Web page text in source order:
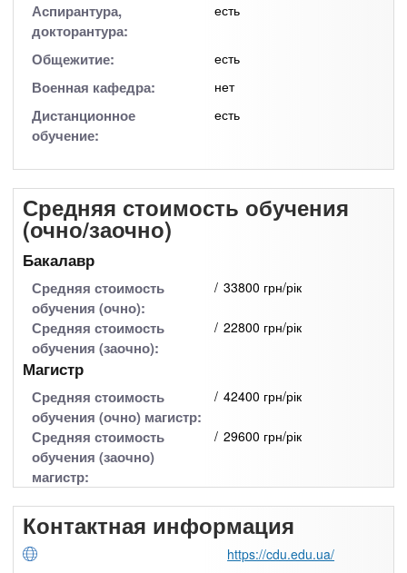
Аспирантура,
докторантура:
есть
Общежитие: есть
Военная кафедра: нет
Дистанционное
обучение:
есть
Средняя стоимость обучения
(очно/заочно)
Бакалавр
Средняя стоимость
обучения (очно):
33800 грн/рік
Средняя стоимость
обучения (заочно):
22800 грн/рік
Магистр
Средняя стоимость
обучения (очно) магистр:
42400 грн/рік
Средняя стоимость
обучения (заочно)
магистр:
29600 грн/рік
Контактная информация
https://cdu.edu.ua/